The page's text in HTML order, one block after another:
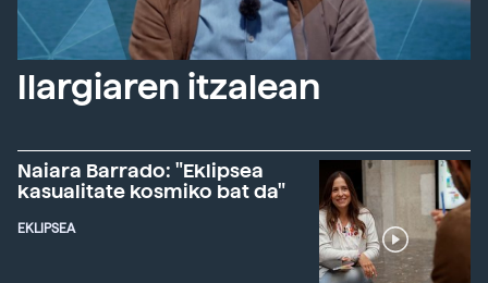
Ilargiaren itzalean
Naiara Barrado: "Eklipsea
kasualitate kosmiko bat da"
EKLIPSEA